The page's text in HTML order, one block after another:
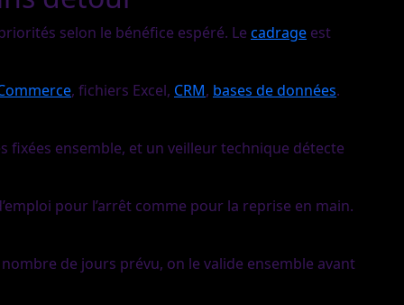
selon le bénéfice espéré. Le cadrage est
, fichiers Excel, CRM, bases de données.
fixées ensemble, et un veilleur technique détecte
pour l’arrêt comme pour la reprise en main.
nombre de jours prévu, on le valide ensemble avant